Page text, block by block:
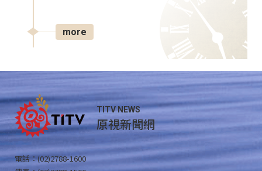
more
TITV NEWS
原視新聞網
電話：(02)2788-1600